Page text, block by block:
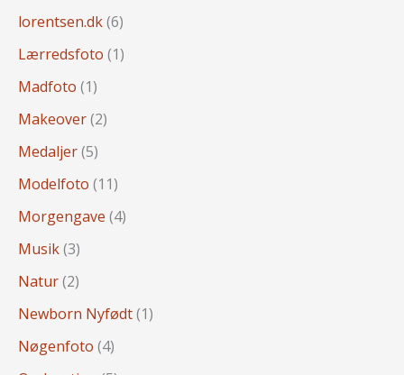
lorentsen.dk(6)
Lærredsfoto (1)
Madfoto (1)
Makeover(2)
Medaljer(5)
Modelfoto (11)
Morgengave (4)
Musik(3)
Natur(2)
Newborn Nyfødt(1)
Nøgenfoto (4)